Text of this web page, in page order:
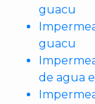
guacu
guacu
de agua